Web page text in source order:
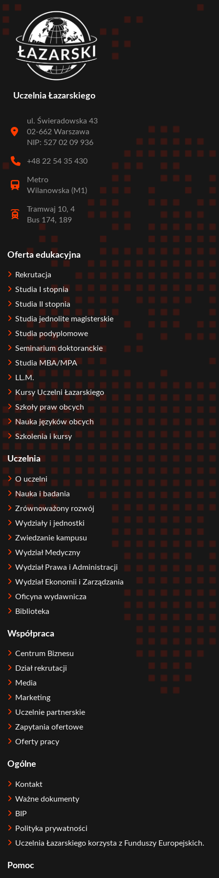
Uczelnia Łazarskiego
ul. Świeradowska 43
02-662 Warszawa
NIP: 527 02 09 936
+48 22 54 35 430
Metro
Wilanowska (M1)
Tramwaj 10, 4
Bus 174, 189
Stopka
Oferta edukacyjna
Rekrutacja
Studia I stopnia
Studia II stopnia
Studia jednolite magisterskie
Studia podyplomowe
Seminarium doktoranckie
Studia MBA/MPA
LL.M.
Kursy Uczelni Łazarskiego
Szkoły praw obcych
Nauka języków obcych
Szkolenia i kursy
Uczelnia
O uczelni
Nauka i badania
Zrównoważony rozwój
Wydziały i jednostki
Zwiedzanie kampusu
Wydział Medyczny
Wydział Prawa i Administracji
Wydział Ekonomii i Zarządzania
Oficyna wydawnicza
Biblioteka
Współpraca
Centrum Biznesu
Dział rekrutacji
Media
Marketing
Uczelnie partnerskie
Zapytania ofertowe
Oferty pracy
Ogólne
Kontakt
Ważne dokumenty
BIP
Polityka prywatności
Uczelnia Łazarskiego korzysta z Funduszy Europejskich.
Pomoc